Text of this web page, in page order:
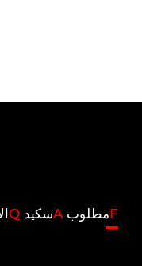
FمطلوبAسكيد Q